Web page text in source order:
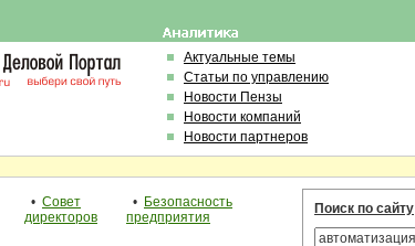
Актуальные темы
Статьи по управлению
Новости Пензы
Новости компаний
Новости партнеров
• Совет
директоров
• Безопасность
предприятия
Поиск по сайту